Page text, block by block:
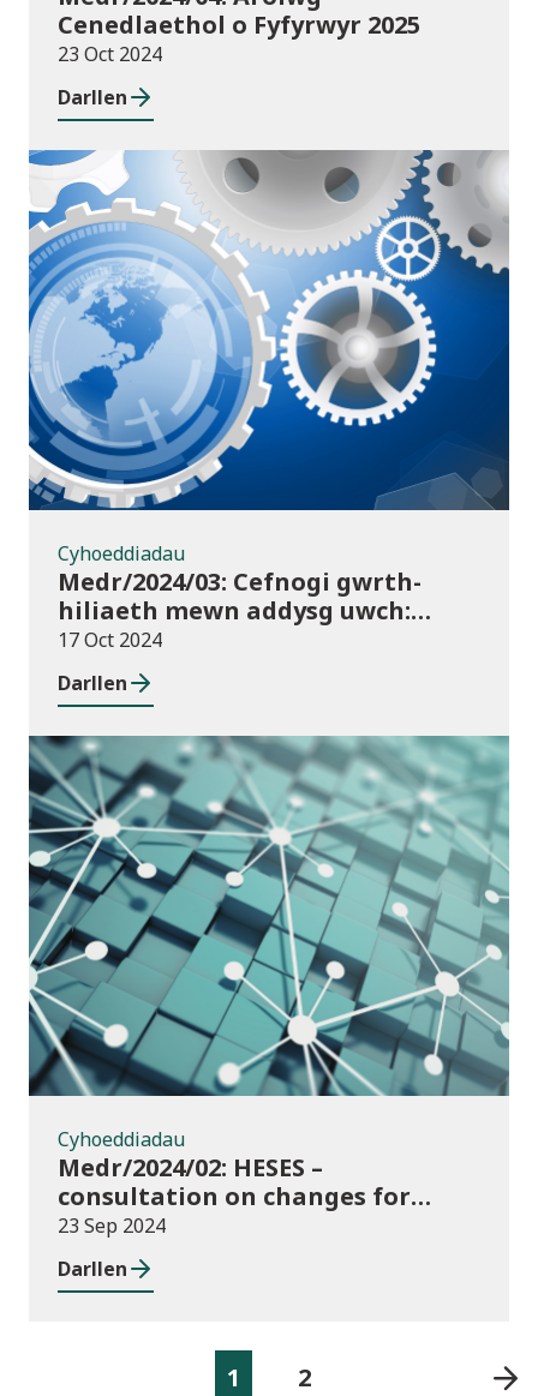
Cenedlaethol o Fyfyrwyr 2025
23 Oct 2024
Darllen
Cyhoeddiadau
Cyhoeddiadau
Medr/2024/03: Cefnogi gwrth-
hiliaeth mewn addysg uwch:
canllawiau a dyraniadau 2024/25
17 Oct 2024
Darllen
Cyhoeddiadau
Cyhoeddiadau
Medr/2024/02: HESES –
consultation on changes for
2024/25 collection of Degree
Apprenticeship in-year data
23 Sep 2024
Darllen
1 2